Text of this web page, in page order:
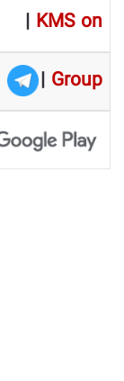
| KMS on
| Group